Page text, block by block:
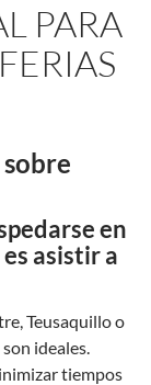
PARA
en
asistir a
Teusaquillo o
ideales.
tiempos